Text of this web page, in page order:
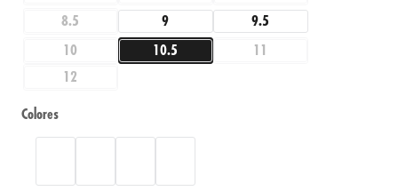
8.5 9 9.5
10 10.5
11
12
Colores